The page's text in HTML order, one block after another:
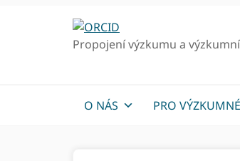
Propojení výzkumu a
O NÁS PRO